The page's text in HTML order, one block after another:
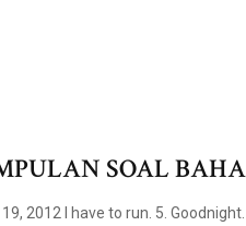
SOAL
19, 2012 I have to run. 5.